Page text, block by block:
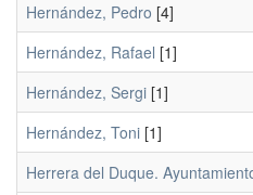
Hernández, Pedro [4]
Hernández, Rafael [1]
Hernández, Sergi [1]
Hernández, Toni [1]
Herrera del Duque.